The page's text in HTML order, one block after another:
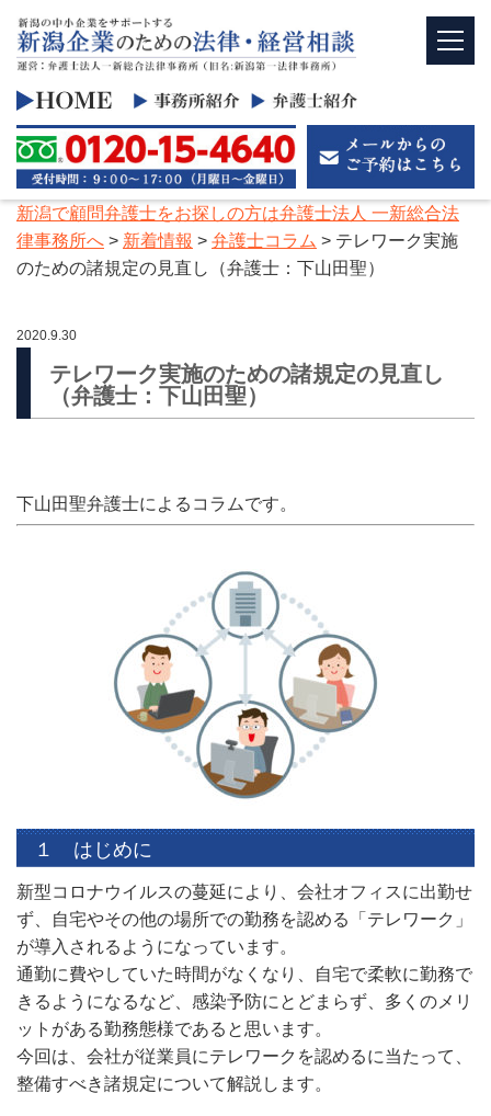
新潟で顧問弁護士をお探しの方は弁護士法人 一新総合法
律事務所へ > 新着情報 > 弁護士コラム > テレワーク実施
のための諸規定の見直し（弁護士：下山田聖）
2020.9.30
テレワーク実施のための諸規定の見直し
（弁護士：下山田聖）
下山田聖弁護士によるコラムです。
１ はじめに
新型コロナウイルスの蔓延により、会社オフィスに出勤せ
ず、自宅やその他の場所での勤務を認める「テレワーク」
が導入されるようになっています。
通勤に費やしていた時間がなくなり、自宅で柔軟に勤務で
きるようになるなど、感染予防にとどまらず、多くのメリ
ットがある勤務態様であると思います。
今回は、会社が従業員にテレワークを認めるに当たって、
整備すべき諸規定について解説します。